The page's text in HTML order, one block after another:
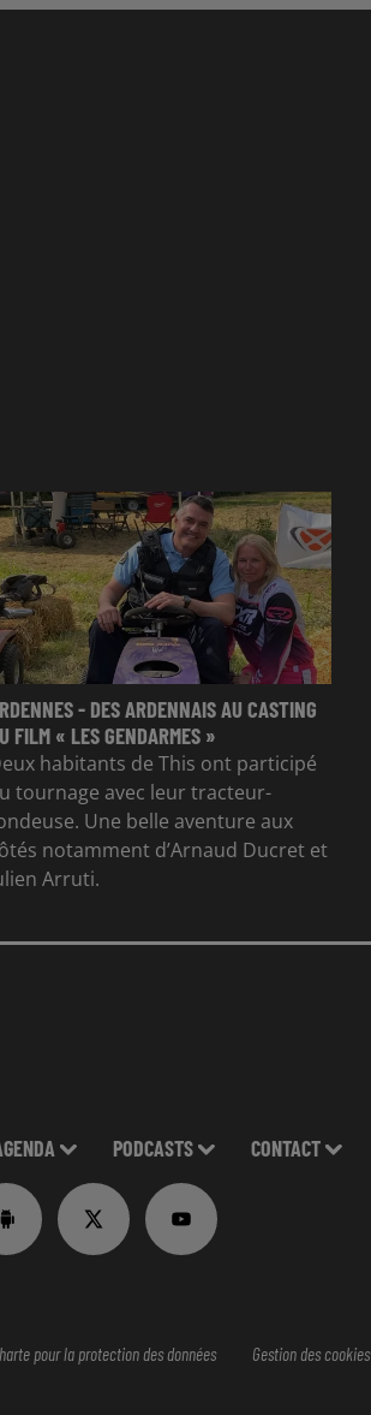
- DES ARDENNAIS AU CASTING
FILM « LES GENDARMES »
habitants de This ont participé
tournage avec leur tracteur-
Une belle aventure aux
notamment d’Arnaud Ducret et
Arruti.
PODCASTS CONTACT
pour la protection des données Gestion des cookies